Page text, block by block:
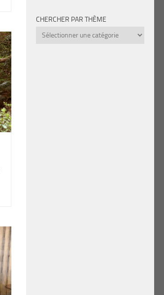
CHERCHER PAR THÈME
par